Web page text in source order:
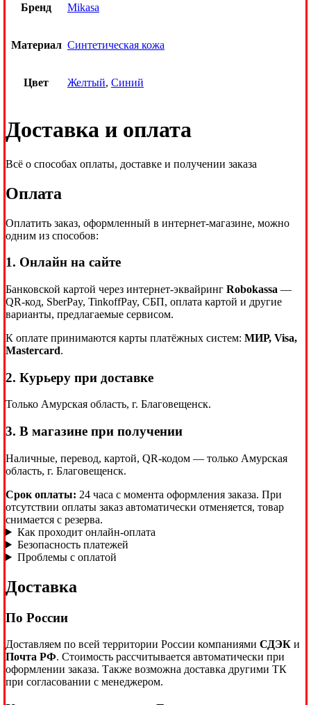
Бренд Mikasa
Материал Синтетическая кожа
Цвет Желтый, Синий
Доставка и оплата
Всё о способах оплаты, доставке и получении заказа
Оплата
Оплатить заказ, оформленный в интернет-магазине, можно
одним из способов:
1. Онлайн на сайте
Банковской картой через интернет-эквайринг Robokassa —
QR-код, SberPay, TinkoffPay, СБП, оплата картой и другие
варианты, предлагаемые сервисом.
К оплате принимаются карты платёжных систем: МИР, Visa,
Mastercard.
2. Курьеру при доставке
Только Амурская область, г. Благовещенск.
3. В магазине при получении
Наличные, перевод, картой, QR-кодом — только Амурская
область, г. Благовещенск.
Срок оплаты: 24 часа с момента оформления заказа. При
отсутствии оплаты заказ автоматически отменяется, товар
снимается с резерва.
Как проходит онлайн-оплата
Безопасность платежей
Проблемы с оплатой
Доставка
По России
Доставляем по всей территории России компаниями СДЭК и
Почта РФ. Стоимость рассчитывается автоматически при
оформлении заказа. Также возможна доставка другими ТК
при согласовании с менеджером.